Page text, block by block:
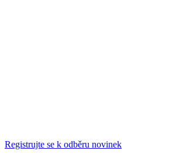
Registrujte se k odběru novinek